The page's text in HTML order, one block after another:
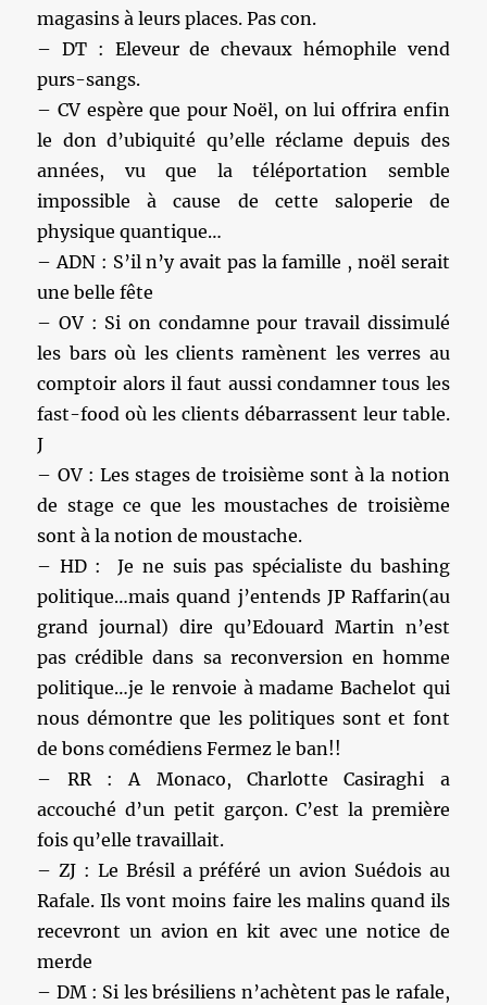
magasins à leurs places. Pas con.
– DT : Eleveur de chevaux hémophile vend
purs-sangs.
– CV espère que pour Noël, on lui offrira enfin
le don d’ubiquité qu’elle réclame depuis des
années, vu que la téléportation semble
impossible à cause de cette saloperie de
physique quantique…
– ADN : S’il n’y avait pas la famille , noël serait
une belle fête
– OV : Si on condamne pour travail dissimulé
les bars où les clients ramènent les verres au
comptoir alors il faut aussi condamner tous les
fast-food où les clients débarrassent leur table.
J
– OV : Les stages de troisième sont à la notion
de stage ce que les moustaches de troisième
sont à la notion de moustache.
– HD : Je ne suis pas spécialiste du bashing
politique…mais quand j’entends JP Raffarin(au
grand journal) dire qu’Edouard Martin n’est
pas crédible dans sa reconversion en homme
politique…je le renvoie à madame Bachelot qui
nous démontre que les politiques sont et font
de bons comédiens Fermez le ban!!
– RR : A Monaco, Charlotte Casiraghi a
accouché d’un petit garçon. C’est la première
fois qu’elle travaillait.
– ZJ : Le Brésil a préféré un avion Suédois au
Rafale. Ils vont moins faire les malins quand ils
recevront un avion en kit avec une notice de
merde
– DM : Si les brésiliens n’achètent pas le rafale,